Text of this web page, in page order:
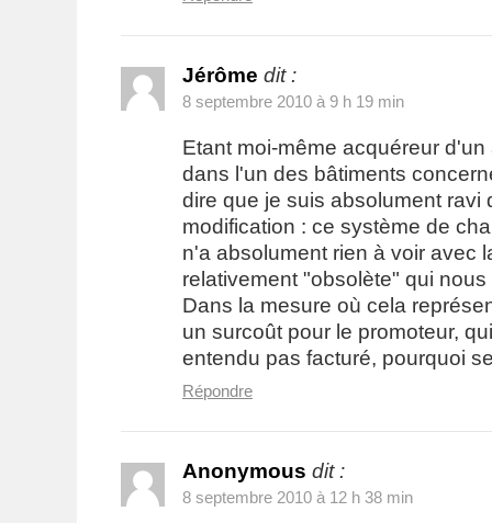
Jérôme dit :
8 septembre 2010 à 9 h 19 min
Etant moi-même acquéreur
dans l'un des bâtiments
dire que je suis absolument ravi
modification : ce système de
n'a absolument rien à voir avec
relativement "obsolète" qui
Dans la mesure où cela
un surcoût pour le promoteur,
entendu pas facturé, pourquoi
Répondre
Anonymous dit :
8 septembre 2010 à 12 h 38 min